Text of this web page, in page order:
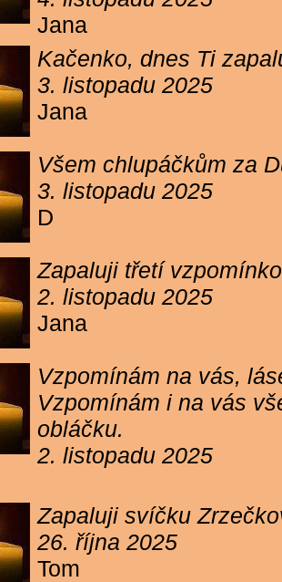
Jana
Kačenko, dnes Ti
3. listopadu 2025
Jana
Všem chlupáčkům za
3. listopadu 2025
D
Zapaluji třetí
2. listopadu 2025
Jana
Vzpomínám na vás,
Vzpomínám i na vás
obláčku.
2. listopadu 2025
Zapaluji svíčku
26. října 2025
Tom